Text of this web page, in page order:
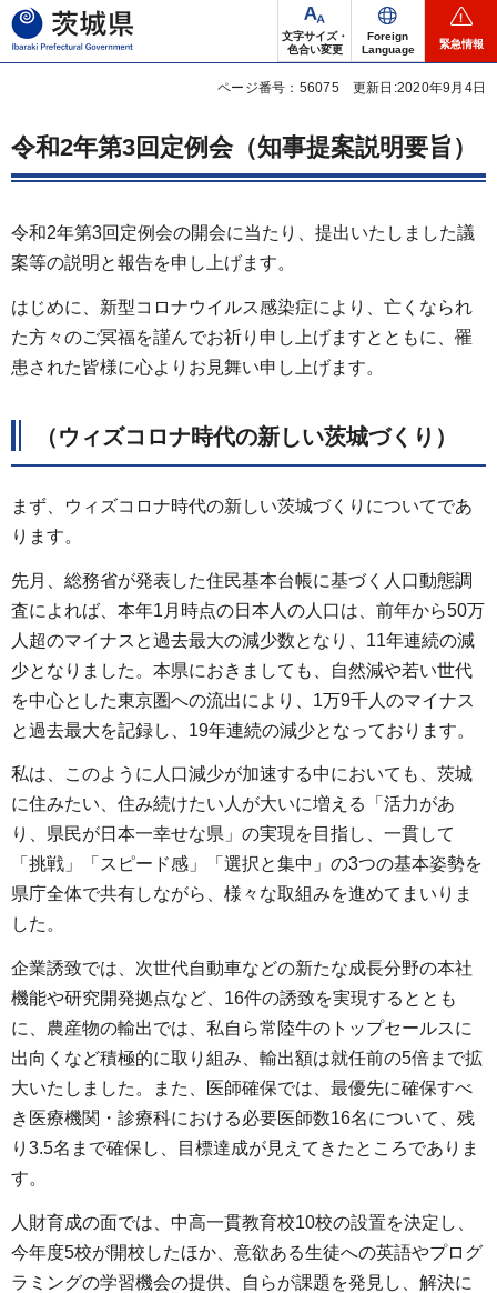
茨城県
文字サイズ・
色合い変更
Foreign
Language
緊急情報
ページ番号：56075 更新日:2020年9月4日
令和2年第3回定例会（知事提案説明要旨）
令和2年第3回定例会の開会に当たり、提出いたしました議
案等の説明と報告を申し上げます。
はじめに、新型コロナウイルス感染症により、亡くなられ
た方々のご冥福を謹んでお祈り申し上げますとともに、罹
患された皆様に心よりお見舞い申し上げます。
（ウィズコロナ時代の新しい茨城づくり）
まず、ウィズコロナ時代の新しい茨城づくりについてであ
ります。
先月、総務省が発表した住民基本台帳に基づく人口動態調
査によれば、本年1月時点の日本人の人口は、前年から50万
人超のマイナスと過去最大の減少数となり、11年連続の減
少となりました。本県におきましても、自然減や若い世代
を中心とした東京圏への流出により、1万9千人のマイナス
と過去最大を記録し、19年連続の減少となっております。
私は、このように人口減少が加速する中においても、茨城
に住みたい、住み続けたい人が大いに増える「活力があ
り、県民が日本一幸せな県」の実現を目指し、一貫して
「挑戦」「スピード感」「選択と集中」の3つの基本姿勢を
県庁全体で共有しながら、様々な取組みを進めてまいりま
した。
企業誘致では、次世代自動車などの新たな成長分野の本社
機能や研究開発拠点など、16件の誘致を実現するととも
に、農産物の輸出では、私自ら常陸牛のトップセールスに
出向くなど積極的に取り組み、輸出額は就任前の5倍まで拡
大いたしました。また、医師確保では、最優先に確保すべ
き医療機関・診療科における必要医師数16名について、残
り3.5名まで確保し、目標達成が見えてきたところでありま
す。
人財育成の面では、中高一貫教育校10校の設置を決定し、
今年度5校が開校したほか、意欲ある生徒への英語やプログ
ラミングの学習機会の提供、自らが課題を発見し、解決に